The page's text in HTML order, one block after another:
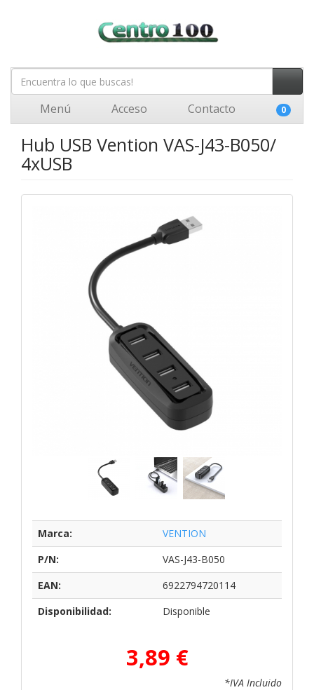
Menú Acceso Contacto 0
Hub USB Vention VAS-J43-B050/
4xUSB
Marca:
VENTION
P/N:
VAS-J43-B050
EAN:
6922794720114
Disponibilidad:
Disponible
3,89 €
*IVA Incluido